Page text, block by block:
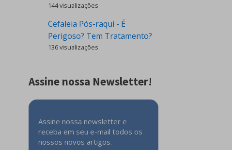
144 visualizações
Cefaleia Pós-raqui - É
Perigoso? Tem Tratamento?
136 visualizações
Assine nossa Newsletter!
Assine nossa newsletter e
receba em seu e-mail todos os
nossos novos artigos.